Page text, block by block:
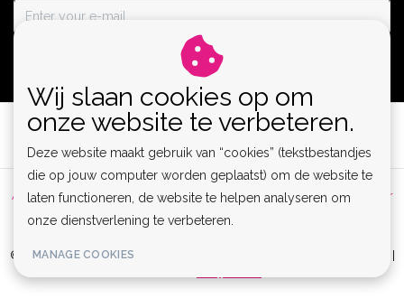
Algemene voorwaarden | Privacy Policy | Sitemap |
Disclaimer
RSS Feed
© Copyright 2026 - Lamor | Clubwear, Lingerie & Kinky Fashion XS-6XL |
Wij slaan cookies op om
onze website te verbeteren.
Deze website maakt gebruik van “cookies” (tekstbestandjes
die op jouw computer worden geplaatst) om de website te
laten functioneren, de website te helpen analyseren om
onze dienstverlening te verbeteren.
MANAGE COOKIES